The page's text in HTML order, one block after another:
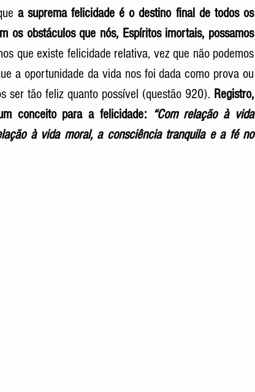
a suprema felicidade é o destino final de todos os
os obstáculos que nós, Espíritos imortais, possamos
que existe felicidade relativa, vez que não podemos
a oportunidade da vida nos foi dada como prova ou
ser tão feliz quanto possível (questão 920). Registro,
conceito para a felicidade: “Com relação à vida
à vida moral, a consciência tranquila e a fé no